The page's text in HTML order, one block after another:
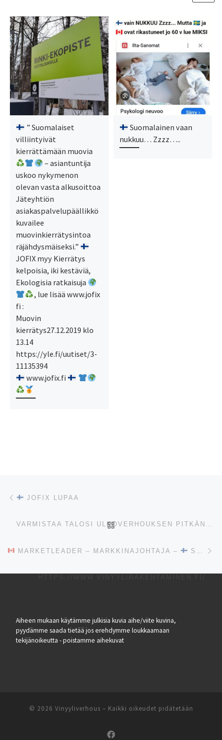
” Suomalaiset
villiintyivät
kierrättämään muovia
– asiantuntija
uskoo nykymenon
olevan vasta alkusoittoa
Jäteyhtiön
asiakaspalvelupäällikkö
kuvailee
muovinkierrätysintoa
räjähdysmäiseksi.”
JOFIX myy Kierrätys
kelpoisia, iki kestäviä,
Ekologisia ratkaisuja
, lue lisää www.jofix
fi :
Muovin
kierrätys27.12.2019 klo
13.14
https://yle.fi/uutiset/3-
11135394
www.jofix.fi
Suomalainen vaan
nukkuu… Zzzz…..
Artikkelien navigointi
JOFIX LUPAA
VARMISTAA TALOSI ULKOVERHOUKSEN PITKÄN JA ONNELLISEN ELÄMÄN AINAKIN 50 VUODEKSI – HINTA N 1/4 ELINKAAREN AIKANA PUUHUN VERRATTUNA. BONUKSENA HUOLTOVAPAUS
ARTIKKELISIVULLE
MARKETLEADER – MARKKINAJOHTAJA – SUOMESSA VINYYLIRAKENTAMINEN, LUE LISÄÄ EKOLOOGISUUDESTA,
Aiheen mukaan käytämme julkisia kuvia aihe/viite kuvina,
pyydämme saada tietää jos erehdymme loukkaamaan
tekijänoikeutta - poistamme aihekuvat
© 2026 Vinyyliverhous – Kaikki oikeudet pidätetään